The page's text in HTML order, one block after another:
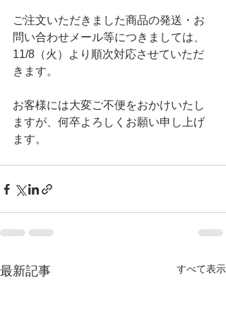
ご注文いただきました商品の発送・お
問い合わせメール等につきましては、
11/8（火）より順次対応させていただ
きます。
お客様には大変ご不便をおかけいたし
ますが、何卒よろしくお願い申し上げ
ます。
最新記事 すべて表示